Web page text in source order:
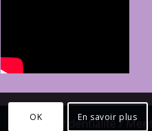
Confidentialité /
OK En savoir plus